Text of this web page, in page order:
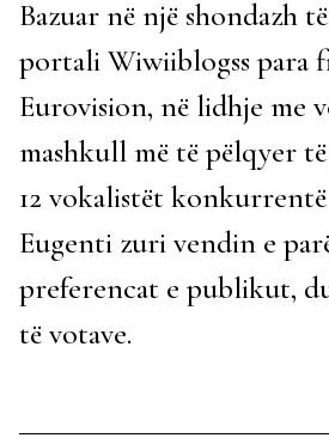
Bazuar në një shondazh
portali Wiwiiblogss para
Eurovision, në lidhje me
mashkull më të pëlqyer
12 vokalistët
Eugenti zuri vendin e
preferencat e publikut,
të votave.